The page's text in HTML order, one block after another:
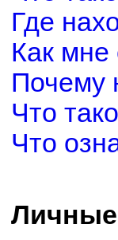
Где
Как мне
Почему
Что
Что